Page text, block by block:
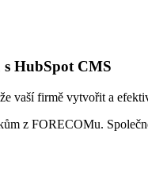
s HubSpot CMS
vaší firmě vytvořit a
z FORECOMu.